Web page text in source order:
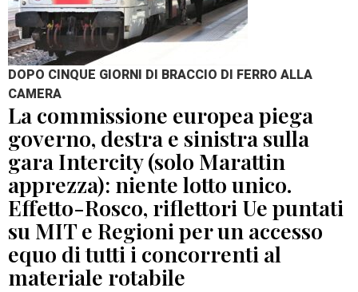
DOPO CINQUE GIORNI DI BRACCIO DI FERRO ALLA
CAMERA
La commissione europea piega
governo, destra e sinistra sulla
gara Intercity (solo Marattin
apprezza): niente lotto unico.
Effetto-Rosco, riflettori Ue puntati
su MIT e Regioni per un accesso
equo di tutti i concorrenti al
materiale rotabile